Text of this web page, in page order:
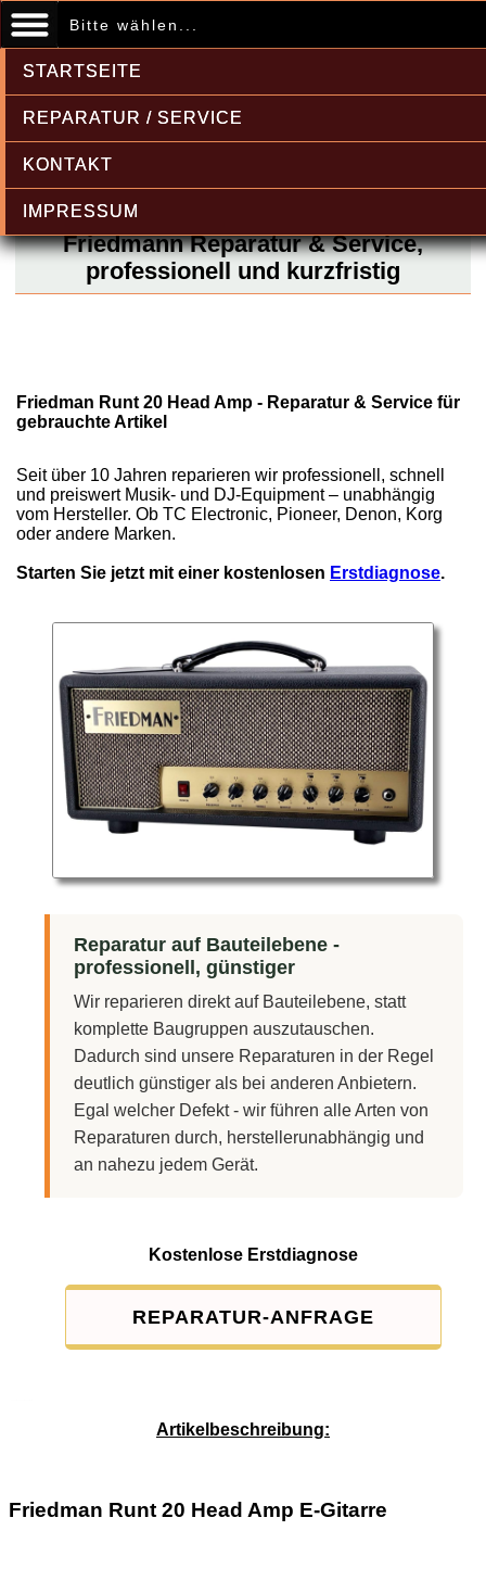
Bitte wählen...
STARTSEITE
REPARATUR / SERVICE
KONTAKT
IMPRESSUM
Friedmann Reparatur & Service,
professionell und kurzfristig
Friedman Runt 20 Head Amp - Reparatur & Service für
gebrauchte Artikel
Seit über 10 Jahren reparieren wir professionell, schnell
und preiswert Musik- und DJ-Equipment – unabhängig
vom Hersteller. Ob TC Electronic, Pioneer, Denon, Korg
oder andere Marken.
Starten Sie jetzt mit einer kostenlosen Erstdiagnose.
Reparatur auf Bauteilebene -
professionell, günstiger
Wir reparieren direkt auf Bauteilebene, statt
komplette Baugruppen auszutauschen.
Dadurch sind unsere Reparaturen in der Regel
deutlich günstiger als bei anderen Anbietern.
Egal welcher Defekt - wir führen alle Arten von
Reparaturen durch, herstellerunabhängig und
an nahezu jedem Gerät.
Kostenlose Erstdiagnose
REPARATUR-ANFRAGE
Artikelbeschreibung:
Friedman Runt 20 Head Amp E-Gitarre